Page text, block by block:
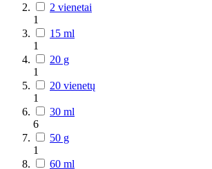
2 vienetai
1
15 ml
1
20 g
1
20 vienetų
1
30 ml
6
50 g
1
60 ml